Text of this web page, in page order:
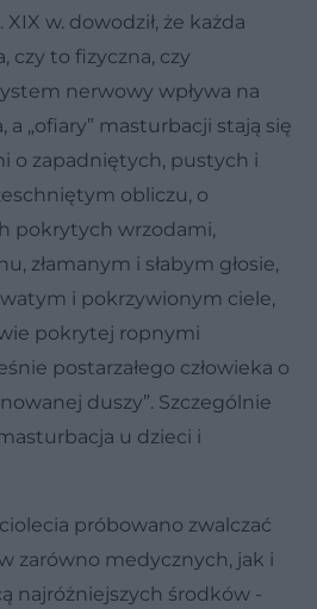
w. dowodził, że każda
czy to fizyczna, czy
nerwowy wpływa na
a „ofiary” masturbacji stają się
o zapadniętych, pustych i
obliczu, o
pokrytych wrzodami,
złamanym i słabym głosie,
i pokrzywionym ciele,
pokrytej ropnymi
postarzałego człowieka o
duszy”. Szczególnie
u dzieci i
próbowano zwalczać
zarówno medycznych, jak i
najróżniejszych środków -